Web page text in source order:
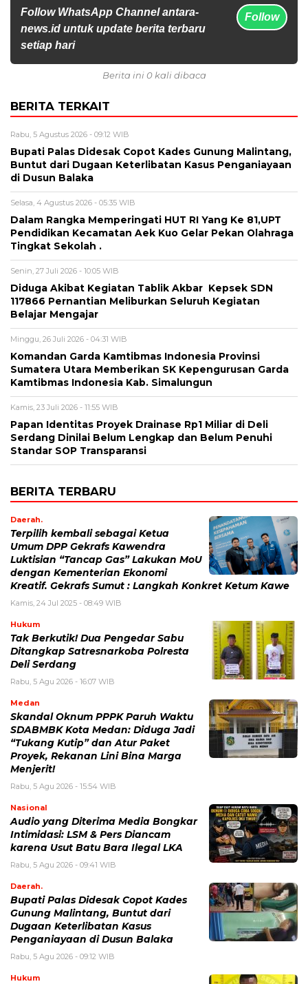
Follow WhatsApp Channel antara-
news.id untuk update berita terbaru
setiap hari
Follow
Berita ini 0 kali dibaca
BERITA TERKAIT
Rabu, 5 Agustus 2026 - 09:12 WIB
Bupati Palas Didesak Copot Kades Gunung Malintang,
Buntut dari Dugaan Keterlibatan Kasus Penganiayaan
di Dusun Balaka
Selasa, 4 Agustus 2026 - 05:35 WIB
Dalam Rangka Memperingati HUT RI Yang Ke 81,UPT
Pendidikan Kecamatan Aek Kuo Gelar Pekan Olahraga
Tingkat Sekolah .
Senin, 27 Juli 2026 - 10:05 WIB
Diduga Akibat Kegiatan Tablik Akbar Kepsek SDN
117866 Pernantian Meliburkan Seluruh Kegiatan
Belajar Mengajar
Minggu, 26 Juli 2026 - 04:31 WIB
Komandan Garda Kamtibmas Indonesia Provinsi
Sumatera Utara Memberikan SK Kepengurusan Garda
Kamtibmas Indonesia Kab. Simalungun
Kamis, 23 Juli 2026 - 11:55 WIB
Papan Identitas Proyek Drainase Rp1 Miliar di Deli
Serdang Dinilai Belum Lengkap dan Belum Penuhi
Standar SOP Transparansi
BERITA TERBARU
Daerah.
Terpilih kembali sebagai Ketua
Umum DPP Gekrafs Kawendra
Luktisian “Tancap Gas” Lakukan MoU
dengan Kementerian Ekonomi
Kreatif. Gekrafs Sumut : Langkah Konkret Ketum Kawe
Kamis, 24 Jul 2025 - 08:49 WIB
Hukum
Tak Berkutik! Dua Pengedar Sabu
Ditangkap Satresnarkoba Polresta
Deli Serdang
Rabu, 5 Agu 2026 - 16:07 WIB
Medan
Skandal Oknum PPPK Paruh Waktu
SDABMBK Kota Medan: Diduga Jadi
“Tukang Kutip” dan Atur Paket
Proyek, Rekanan Lini Bina Marga
Menjerit!
Rabu, 5 Agu 2026 - 15:54 WIB
Nasional
Audio yang Diterima Media Bongkar
Intimidasi: LSM & Pers Diancam
karena Usut Batu Bara Ilegal LKA
Rabu, 5 Agu 2026 - 09:41 WIB
Daerah.
Bupati Palas Didesak Copot Kades
Gunung Malintang, Buntut dari
Dugaan Keterlibatan Kasus
Penganiayaan di Dusun Balaka
Rabu, 5 Agu 2026 - 09:12 WIB
Hukum